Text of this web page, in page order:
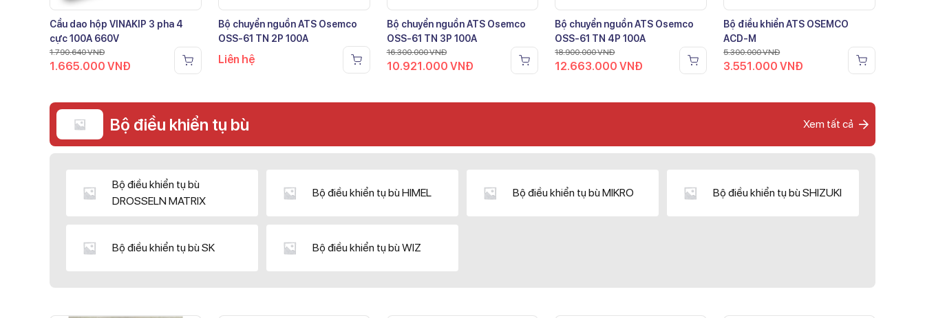
Cầu dao hộp VINAKIP 3 pha 4
cực 100A 660V
1.790.640VNĐ
1.665.000 VNĐ
Bộ chuyển nguồn ATS Osemco
OSS-61 TN 2P 100A
Liên hệ
Bộ chuyển nguồn ATS Osemco
OSS-61 TN 3P 100A
16.300.000VNĐ
10.921.000 VNĐ
Bộ chuyển nguồn ATS Osemco
OSS-61 TN 4P 100A
18.900.000VNĐ
12.663.000VNĐ
Bộ điều khiển ATS OSEMCO
ACD-M
5.300.000VNĐ
3.551.000VNĐ
Bộ điều khiển tụ bù Xem tất cả
Bộ điều khiển tụ bù
DROSSELN MATRIX
Bộ điều khiển tụ bù HIMEL Bộ điều khiển tụ bù MIKRO Bộ điều khiển tụ bù SHIZUKI
Bộ điều khiển tụ bù SK Bộ điều khiển tụ bù WIZ